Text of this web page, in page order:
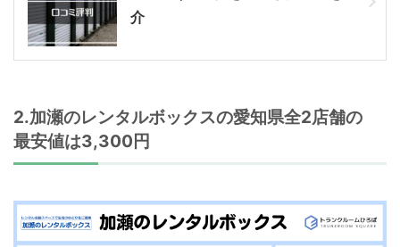
介
2.加瀬のレンタルボックスの愛知県全2店舗の
最安値は3,300円